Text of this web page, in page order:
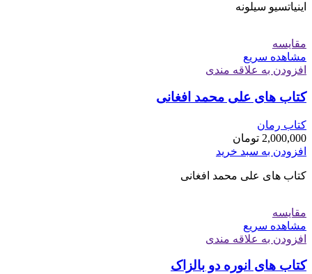
اینیاتسیو سیلونه
مقایسه
مشاهده سریع
افزودن به علاقه مندی
کتاب های علی محمد افغانی
کتاب رمان
2,000,000 تومان
افزودن به سبد خرید
کتاب های علی محمد افغانی
مقایسه
مشاهده سریع
افزودن به علاقه مندی
کتاب های انوره دو بالزاک